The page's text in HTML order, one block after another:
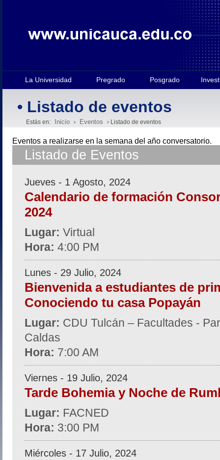
La Universidad Pregrado Posgrado
• Listado de eventos
Estás en: Inicio › Eventos › Listado de eventos
Eventos a realizarse en la semana del año conversatorio.
Listado de Eventos
Jueves - 1 Agosto, 2024
Calendario de formación
2024
Lugar: Virtual
Hora: 4:00 PM
Lunes - 29 Julio, 2024
Bienvenida a estudiantes de
Conociendo tu casa Popayán
Lugar: CDU Tulcán – Facultades -
Caldas
Hora: 7:00 AM
Viernes - 19 Julio, 2024
Tarde Bohemia y Noche de
Lugar: FACNED
Hora: 3:00 PM
Miércoles - 17 Julio, 2024